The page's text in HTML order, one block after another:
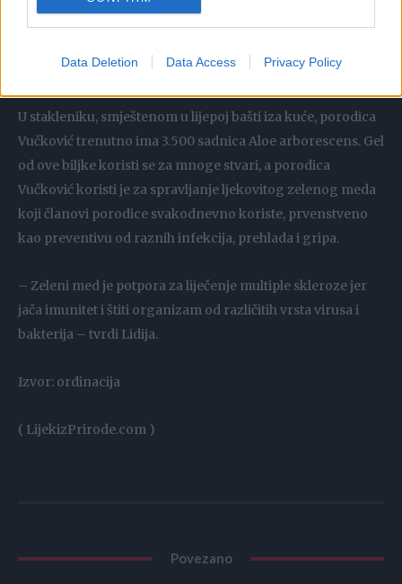
Data Deletion Data Access Privacy Policy
bolest postoji rješenje, samo ga treba naći.
U stakleniku, smještenom u lijepoj bašti iza kuće, porodica
Vučković trenutno ima 3.500 sadnica Aloe arborescens. Gel
od ove biljke koristi se za mnoge stvari, a porodica
Vučković koristi je za spravljanje ljekovitog zelenog meda
koji članovi porodice svakodnevno koriste, prvenstveno
kao preventivu od raznih infekcija, prehlada i gripa.
– Zeleni med je potpora za liječenje multiple skleroze jer
jača imunitet i štiti organizam od različitih vrsta virusa i
bakterija – tvrdi Lidija.
Izvor: ordinacija
( LijekizPrirode.com )
Povezano